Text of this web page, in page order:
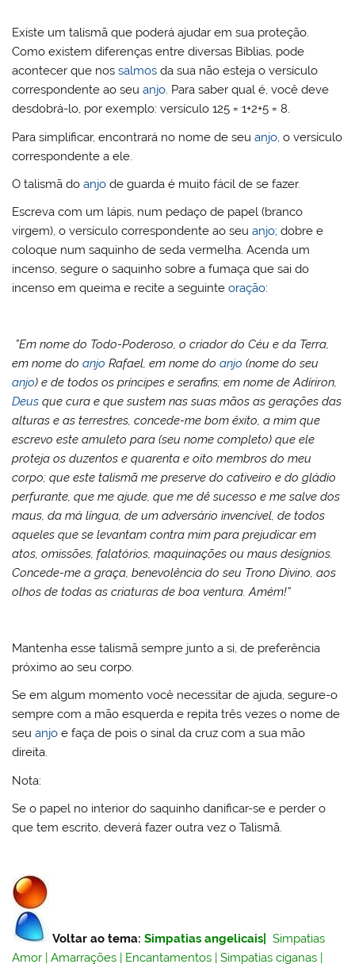
Existe um talismã que poderá ajudar em sua proteção.
Como existem diferenças entre diversas Bíblias, pode
acontecer que nossalmos da sua não esteja o versículo
correspondente ao seuanjo. Para saber qual é, você deve
desdobrá-lo, por exemplo: versículo 125 = 1+2+5 = 8.
Para simplificar, encontrará no nome de seuanjo , o versículo
correspondente a ele.
O talismã doanjo de guarda é muito fácil de se fazer.
Escreva com um lápis, num pedaço de papel (branco
virgem), o versículo correspondente ao seuanjo; dobre e
coloque num saquinho de seda vermelha. Acenda um
incenso, segure o saquinho sobre a fumaça que sai do
incenso em queima e recite a seguinteoração:
”Em nome do Todo-Poderoso, o criador do Céu e da Terra,
em nome doanjo Rafael, em nome doanjo (nome do seu
anjo) e de todos os príncipes e serafins; em nome de Adíriron,
Deus que cura e que sustem nas suas mãos as gerações das
alturas e as terrestres, concede-me bom êxito, a mim que
escrevo este amuleto para (seu nome completo) que ele
proteja os duzentos e quarenta e oito membros do meu
corpo; que este talismã me preserve do cativeiro e do gládio
perfurante, que me ajude, que me dê sucesso e me salve dos
maus, da má língua, de um adversário invencível, de todos
aqueles que se levantam contra mim para prejudicar em
atos, omissões, falatórios, maquinações ou maus desígnios.
Concede-me a graça, benevolência do seu Trono Divino, aos
olhos de todas as criaturas de boa ventura. Amém!”
Mantenha esse talismã sempre junto a si, de preferência
próximo ao seu corpo.
Se em algum momento você necessitar de ajuda, segure-o
sempre com a mão esquerda e repita três vezes o nome de
seuanjo e faça de pois o sinal da cruz com a sua mão
direita.
Nota:
Se o papel no interior do saquinho danificar-se e perder o
que tem escrito, deverá fazer outra vez o Talismã.
Voltar ao tema: Simpatias angelicais
Simpatias
Amor |Amarrações | Encantamentos |Simpatias ciganas |